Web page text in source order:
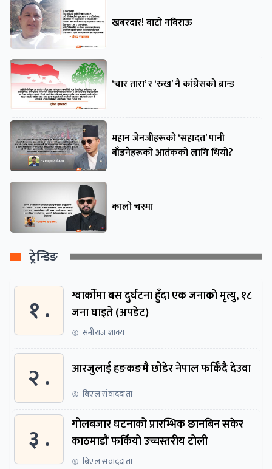
खबरदार! बाटो नबिराऊ
‘चार तारा’ र ‘रुख’ नै कांग्रेसको ब्रान्ड
महान जेनजीहरूको ‘सहादत’ पानी
बाँडनेहरूको आतंकको लागि थियो?
कालो चस्मा
ट्रेन्डिङ
१ .
ग्वार्काेमा बस दुर्घटना हुँदा एक जनाकाे मृत्यु, १८
जना घाइते (अपडेट)
सनीराज शाक्य
२ . आरजुलाई हङकङमै छोडेर नेपाल फर्किँदै देउवा
बिएल संवाददाता
३ .
गोलबजार घटनाको प्रारम्भिक छानबिन सकेर
काठमाडौं फर्कियो उच्चस्तरीय टोली
बिएल संवाददाता